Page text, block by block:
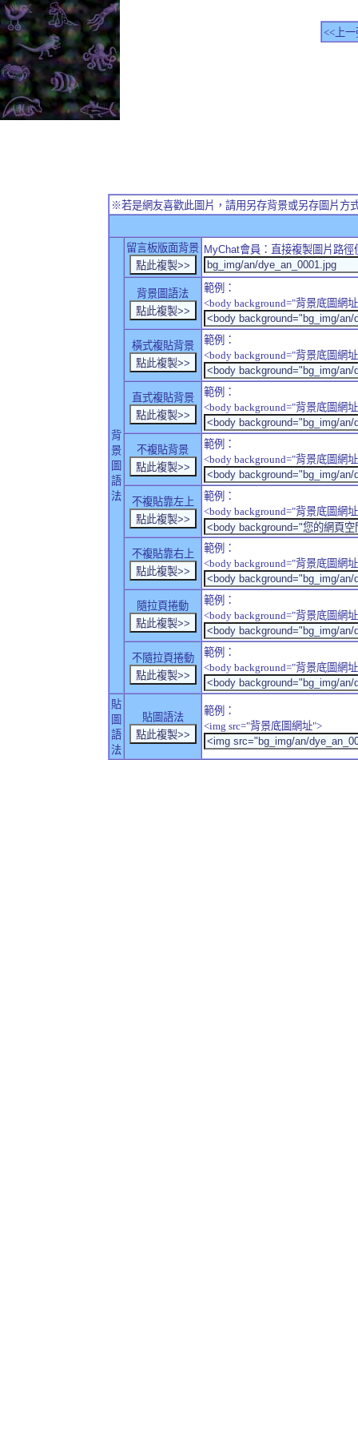
<<上一
※若是網友喜歡此圖片，請用另存背景或另存圖片方
背
景
圖
語
法
留言板版面背景 MyChat會員：直接複製圖片路
背景圖語法
範例：
<body background="背景底圖網
橫式複貼背景
範例：
<body background="背景底圖網
直式複貼背景
範例：
<body background="背景底圖網
不複貼背景
範例：
<body background="背景底圖網
不複貼靠左上
範例：
<body background="背景底圖網
不複貼靠右上
範例：
<body background="背景底圖網
隨拉頁捲動
範例：
<body background="背景底圖網
不隨拉頁捲動
範例：
<body background="背景底圖網
貼
圖
語
法
貼圖語法
範例：
<img src="背景底圖網址">